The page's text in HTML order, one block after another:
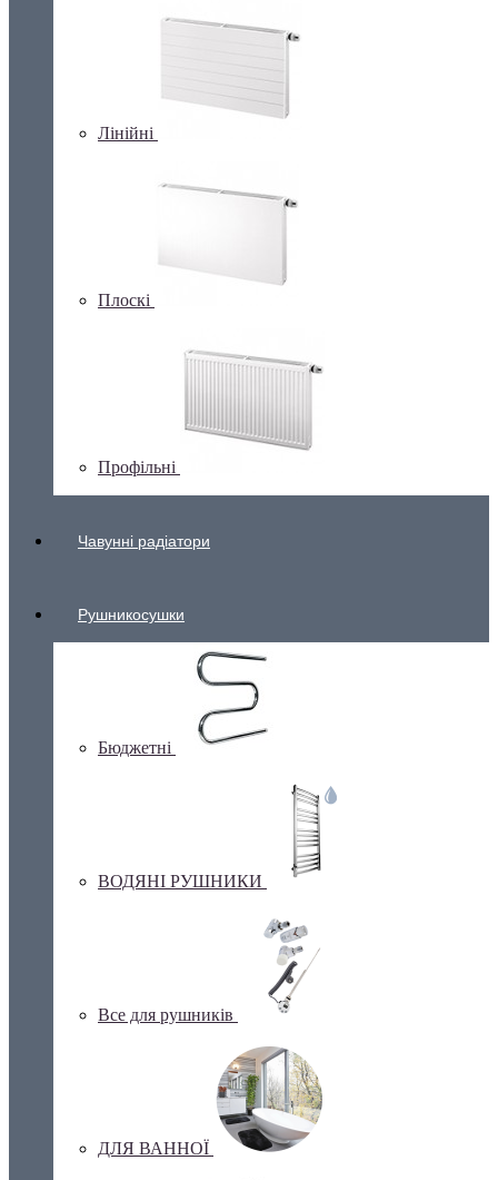
Лінійні
Плоскі
Профільні
Чавунні радіатори
Рушникосушки
Бюджетні
ВОДЯНІ РУШНИКИ
Все для рушників
ДЛЯ ВАННОЇ